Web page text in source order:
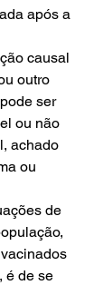
após a
causal
outro
ser
ou não
achado
ou
é de se